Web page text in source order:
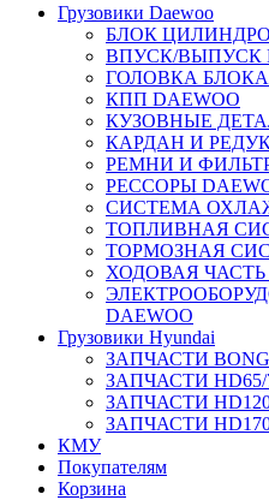
Грузовики Daewoo
БЛОК
ВПУСК/ВЫПУСК
ГОЛОВКА БЛОКА
КПП DAEWOO
КУЗОВНЫЕ
КАРДАН И
РЕМНИ И
РЕССОРЫ
СИСТЕМА
ТОПЛИВНАЯ
ТОРМОЗНАЯ
ХОДОВАЯ ЧАСТЬ
DAEWOO
Грузовики Hyundai
ЗАПЧАСТИ
ЗАПЧАСТИ HD65/
ЗАПЧАСТИ
ЗАПЧАСТИ HD170/
КМУ
Покупателям
Корзина